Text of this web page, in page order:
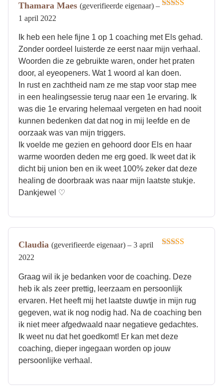
Thamara Maes (geverifieerde eigenaar) –
1 april 2022
Ik heb een hele fijne 1 op 1 coaching met Els gehad.
Zonder oordeel luisterde ze eerst naar mijn verhaal.
Woorden die ze gebruikte waren, onder het praten
door, al eyeopeners. Wat 1 woord al kan doen.
In rust en zachtheid nam ze me stap voor stap mee
in een healingsessie terug naar een 1e ervaring. Ik
was die 1e ervaring helemaal vergeten en had nooit
kunnen bedenken dat dat nog in mij leefde en de
oorzaak was van mijn triggers.
Ik voelde me gezien en gehoord door Els en haar
warme woorden deden me erg goed. Ik weet dat ik
dicht bij union ben en ik weet 100% zeker dat deze
healing de doorbraak was naar mijn laatste stukje.
Dankjewel ♡
Claudia (geverifieerde eigenaar) – 3 april
2022
Graag wil ik je bedanken voor de coaching. Deze
heb ik als zeer prettig, leerzaam en persoonlijk
ervaren. Het heeft mij het laatste duwtje in mijn rug
gegeven, wat ik nog nodig had. Na de coaching ben
ik niet meer afgedwaald naar negatieve gedachtes.
Ik weet nu dat het goedkomt! Er kan met deze
coaching, dieper ingegaan worden op jouw
persoonlijke verhaal.